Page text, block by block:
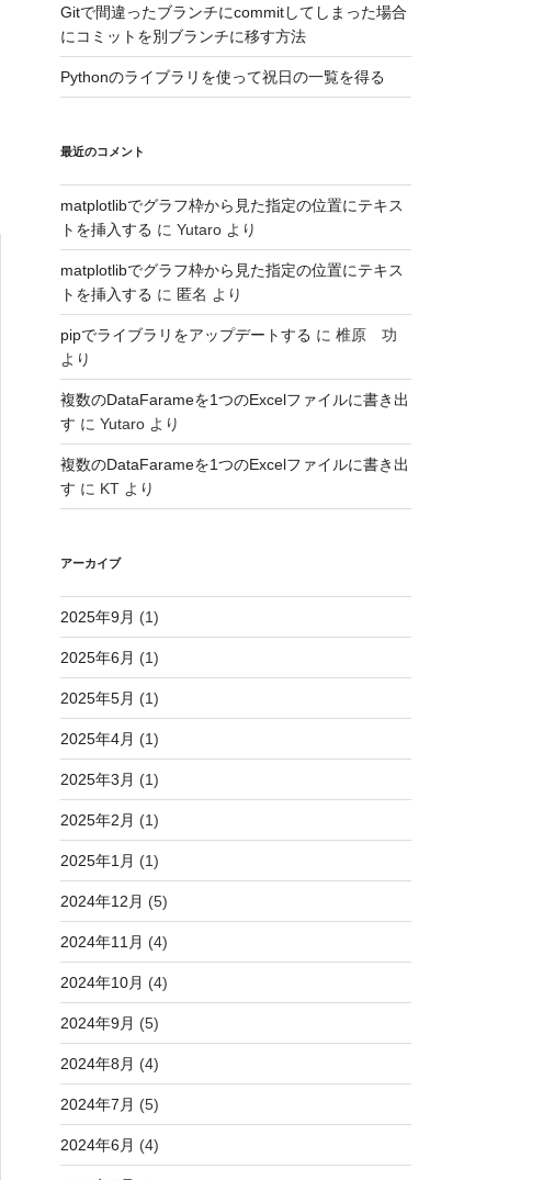
Gitで間違ったブランチにcommitしてしまった場合
にコミットを別ブランチに移す方法
Pythonのライブラリを使って祝日の一覧を得る
最近のコメント
matplotlibでグラフ枠から見た指定の位置にテキス
トを挿入する に Yutaroより
matplotlibでグラフ枠から見た指定の位置にテキス
トを挿入する に 匿名 より
pipでライブラリをアップデートする に 椎原 功
より
複数のDataFarameを1つのExcelファイルに書き出
す に Yutaroより
複数のDataFarameを1つのExcelファイルに書き出
す に KTより
アーカイブ
2025年9月 (1)
2025年6月 (1)
2025年5月 (1)
2025年4月 (1)
2025年3月 (1)
2025年2月 (1)
2025年1月 (1)
2024年12月 (5)
2024年11月 (4)
2024年10月 (4)
2024年9月 (5)
2024年8月 (4)
2024年7月 (5)
2024年6月 (4)